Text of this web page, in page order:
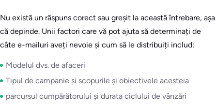
Nu există un răspuns corect sau greșit la această întrebare, așa
că depinde. Unii factori care vă pot ajuta să determinați de
câte e-mailuri aveți nevoie și cum să le distribuiți includ:
Modelul dvs. de afaceri
Tipul de campanie și scopurile și obiectivele acesteia
parcursul cumpărătorului și durata ciclului de vânzări